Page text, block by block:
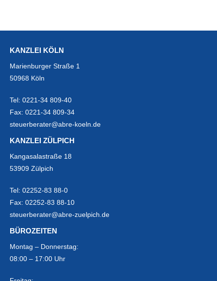
KANZLEI KÖLN
Marienburger Straße 1
50968 Köln
Tel: 0221-34 809-40
Fax: 0221-34 809-34
steuerberater@abre-koeln.de
KANZLEI ZÜLPICH
Kangasalastraße 18
53909 Zülpich
Tel: 02252-83 88-0
Fax: 02252-83 88-10
steuerberater@abre-zuelpich.de
BÜROZEITEN
Montag – Donnerstag:
08:00 – 17:00 Uhr